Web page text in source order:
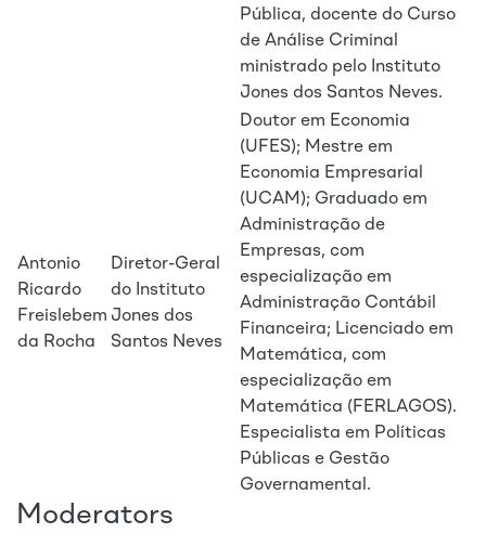
Pública, docente do Curso
de Análise Criminal
ministrado pelo Instituto
Jones dos Santos Neves.
Antonio
Ricardo
Freislebem
da Rocha
Diretor-Geral
do Instituto
Jones dos
Santos Neves
Doutor em Economia
(UFES); Mestre em
Economia Empresarial
(UCAM); Graduado em
Administração de
Empresas, com
especialização em
Administração Contábil
Financeira; Licenciado em
Matemática, com
especialização em
Matemática (FERLAGOS).
Especialista em Políticas
Públicas e Gestão
Governamental.
Moderators